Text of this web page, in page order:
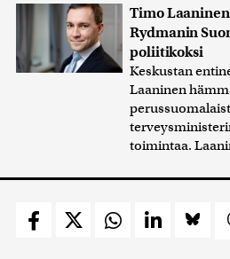
Timo
Rydmanin
poliitikoksi
Keskustan
Laaninen
toimintaa.